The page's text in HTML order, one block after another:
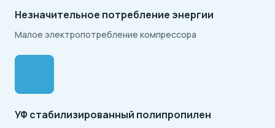
Незначительное потребление энергии
Малое электропотребление компрессора
УФ стабилизированный полипропилен